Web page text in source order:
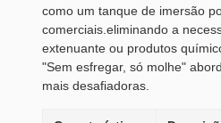
como um tanque de imersão
comerciais.eliminando a
extenuante ou produtos
"Sem esfregar, só molhe"
mais desafiadoras.